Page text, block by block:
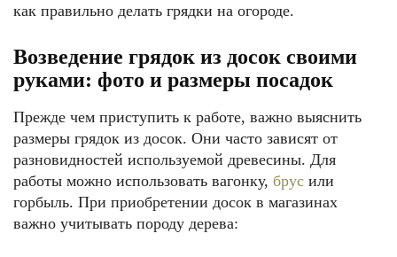
как правильно делать грядки на огороде.
Возведение грядок из досок своими
руками: фото и размеры посадок
Прежде чем приступить к работе, важно выяснить
размеры грядок из досок. Они часто зависят от
разновидностей используемой древесины. Для
работы можно использовать вагонку, брус или
горбыль. При приобретении досок в магазинах
важно учитывать породу дерева: